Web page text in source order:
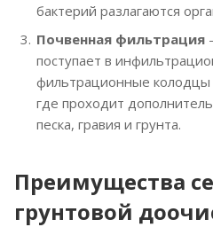
бактерий разлагаются
Почвенная фильтрация
поступает в
фильтрационные
где проходит
песка, гравия и грунта.
Преимущества
грунтовой